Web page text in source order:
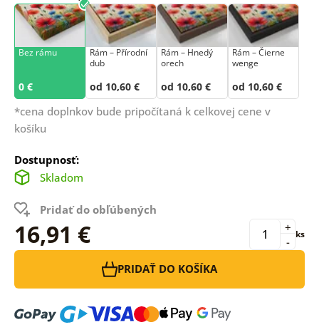
Bez rámu
0 €
Rám –⁠⁠⁠⁠⁠⁠ Přírodní
dub
od 10,60 €
Rám – Hnedý
orech
od 10,60 €
Rám – Čierne
wenge
od 10,60 €
*cena doplnkov bude pripočítaná k celkovej cene v
košíku
Dostupnosť:
Skladom
Pridať do obľúbených
16,91 € -
+ ks
PRIDAŤ DO KOŠÍKA